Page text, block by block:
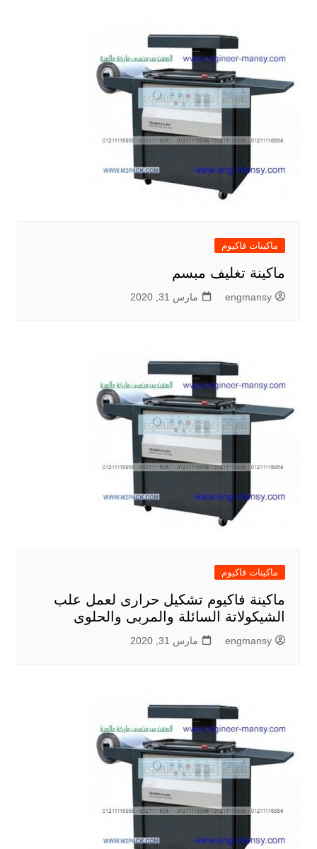
ماكينات فاكيوم
ماكينة تغليف مبسم
engmansy مارس 31, 2020
ماكينات فاكيوم
ماكينة فاكيوم تشكيل حرارى لعمل علب
الشيكولاتة السائلة والمربى والحلوى
engmansy مارس 31, 2020